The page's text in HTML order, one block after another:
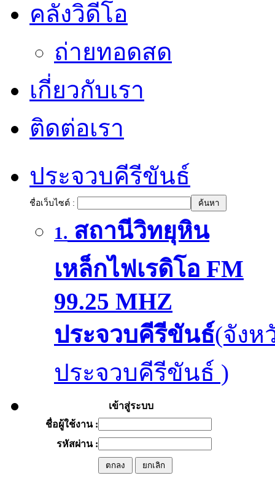
คลังวิดีโอ
ถ่ายทอดสด
เกี่ยวกับเรา
ติดต่อเรา
ประจวบคีรีขันธ์
ชื่อเว็บไซต์ :
1. สถานีวิทยุหิน
เหล็กไฟเรดิโอ FM
99.25 MHZ
ประจวบคีรีขันธ์(จังห
ประจวบคีรีขันธ์ )
เข้าสู่ระบบ
ชื่อผู้ใช้งาน :
รหัสผ่าน :